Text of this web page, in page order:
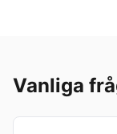
Vanliga